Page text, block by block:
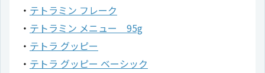
テトラミン フレーク
テトラミン メニュー 95g
テトラ グッピー
テトラ グッピー ベーシック